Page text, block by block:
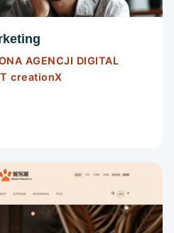
AGENCJI DIGITAL
creationX